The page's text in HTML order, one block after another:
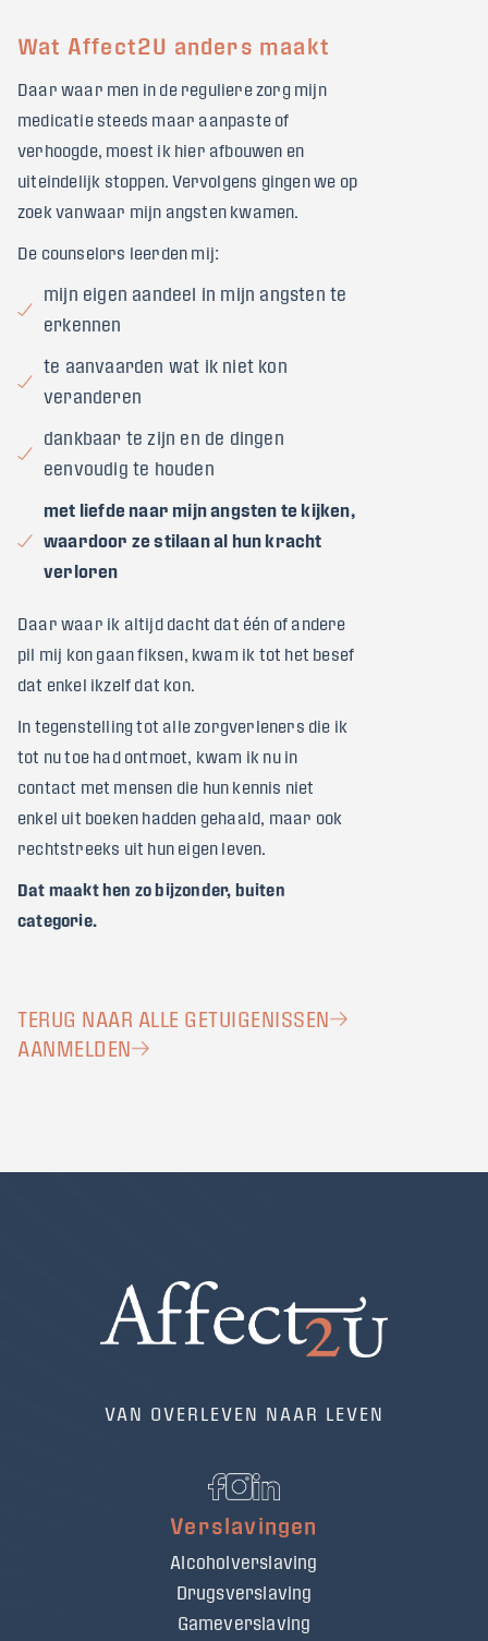
Wat Affect2U anders maakt
Daar waar men in de reguliere zorg mijn
medicatie steeds maar aanpaste of
verhoogde, moest ik hier afbouwen en
uiteindelijk stoppen. Vervolgens gingen we op
zoek vanwaar mijn angsten kwamen.
De counselors leerden mij:
mijn eigen aandeel in mijn angsten te
erkennen
te aanvaarden wat ik niet kon
veranderen
dankbaar te zijn en de dingen
eenvoudig te houden
met liefde naar mijn angsten te kijken,
waardoor ze stilaan al hun kracht
verloren
Daar waar ik altijd dacht dat één of andere
pil mij kon gaan fiksen, kwam ik tot het besef
dat enkel ikzelf dat kon.
In tegenstelling tot alle zorgverleners die ik
tot nu toe had ontmoet, kwam ik nu in
contact met mensen die hun kennis niet
enkel uit boeken hadden gehaald, maar ook
rechtstreeks uit hun eigen leven.
Dat maakt hen zo bijzonder, buiten
categorie.
TERUG NAAR ALLE GETUIGENISSEN
AANMELDEN
VAN OVERLEVEN NAAR LEVEN
Verslavingen
Alcoholverslaving
Drugsverslaving
Gameverslaving